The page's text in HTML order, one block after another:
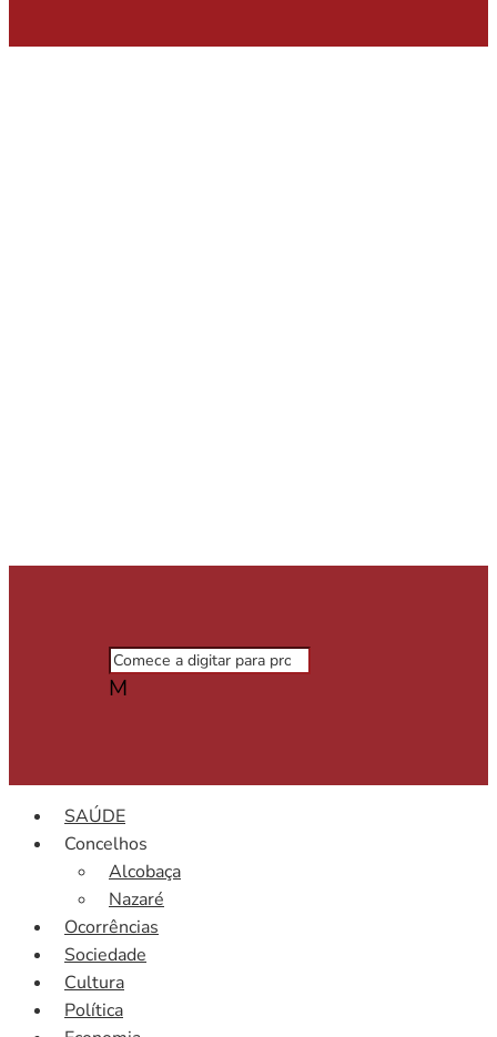
M
SAÚDE
Concelhos
Alcobaça
Nazaré
Ocorrências
Sociedade
Cultura
Política